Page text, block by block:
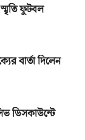
স্মৃতি ফুটবল
বার্তা দিলেন
ডিসকাউন্টে